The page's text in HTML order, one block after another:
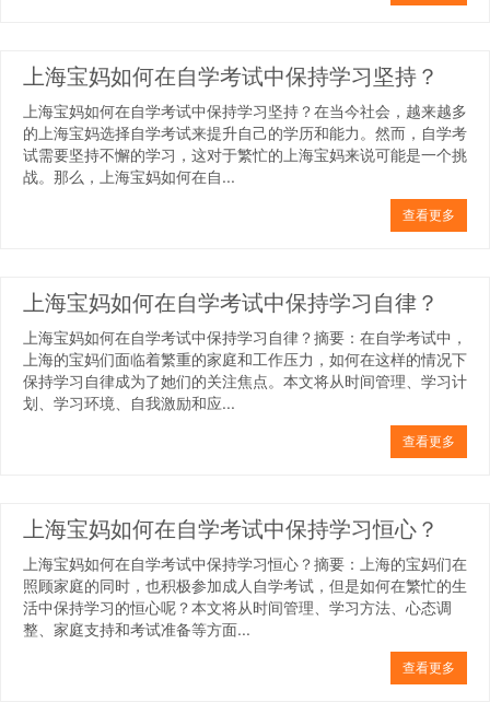
上海宝妈如何在自学考试中保持学习坚持？
上海宝妈如何在自学考试中保持学习坚持？在当今社会，越来越多
的上海宝妈选择自学考试来提升自己的学历和能力。然而，自学考
试需要坚持不懈的学习，这对于繁忙的上海宝妈来说可能是一个挑
战。那么，上海宝妈如何在自...
查看更多
上海宝妈如何在自学考试中保持学习自律？
上海宝妈如何在自学考试中保持学习自律？摘要：在自学考试中，
上海的宝妈们面临着繁重的家庭和工作压力，如何在这样的情况下
保持学习自律成为了她们的关注焦点。本文将从时间管理、学习计
划、学习环境、自我激励和应...
查看更多
上海宝妈如何在自学考试中保持学习恒心？
上海宝妈如何在自学考试中保持学习恒心？摘要：上海的宝妈们在
照顾家庭的同时，也积极参加成人自学考试，但是如何在繁忙的生
活中保持学习的恒心呢？本文将从时间管理、学习方法、心态调
整、家庭支持和考试准备等方面...
查看更多